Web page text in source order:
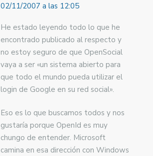
02/11/2007 a las 12:05
He estado leyendo todo lo que he
encontrado publicado al respecto y
no estoy seguro de que OpenSocial
vaya a ser «un sistema abierto para
que todo el mundo pueda utilizar el
login de Google en su red social».
Eso es lo que buscamos todos y nos
gustaría porque OpenId es muy
chungo de entender. Microsoft
camina en esa dirección con Windows